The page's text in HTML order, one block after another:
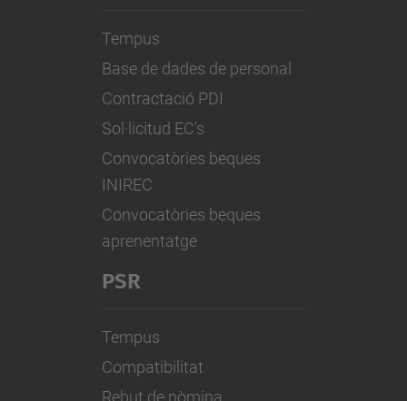
Tempus
Base de dades de personal
Contractació PDI
Sol·licitud EC's
Convocatòries beques
INIREC
Convocatòries beques
aprenentatge
PSR
Tempus
Compatibilitat
Rebut de nòmina